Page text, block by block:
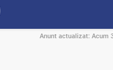
Anunt actualizat: Acum